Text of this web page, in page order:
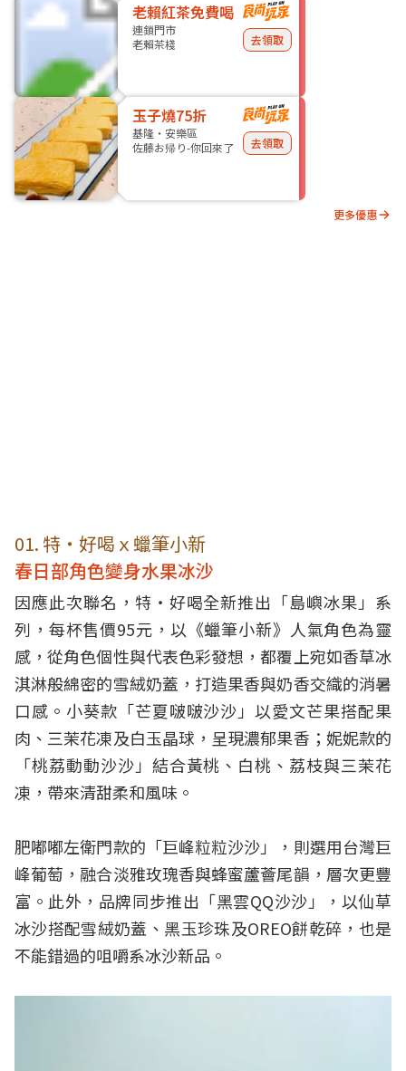
老賴紅茶免費喝
連鎖門市
老賴茶棧
去領取
玉子燒75折
基隆・安樂區
佐藤お帰り-你回來了
去領取
更多優惠
01. 特‧好喝ｘ蠟筆小新
春日部角色變身水果冰沙
因應此次聯名，特‧好喝全新推出「島嶼冰果」系
列，每杯售價95元，以《蠟筆小新》人氣角色為靈
感，從角色個性與代表色彩發想，都覆上宛如香草冰
淇淋般綿密的雪絨奶蓋，打造果香與奶香交織的消暑
口感。小葵款「芒夏啵啵沙沙」以愛文芒果搭配果
肉、三茉花凍及白玉晶球，呈現濃郁果香；妮妮款的
「桃荔動動沙沙」結合黃桃、白桃、荔枝與三茉花
凍，帶來清甜柔和風味。
肥嘟嘟左衛門款的「巨峰粒粒沙沙」，則選用台灣巨
峰葡萄，融合淡雅玫瑰香與蜂蜜蘆薈尾韻，層次更豐
富。此外，品牌同步推出「黑雲QQ沙沙」，以仙草
冰沙搭配雪絨奶蓋、黑玉珍珠及OREO餅乾碎，也是
不能錯過的咀嚼系冰沙新品。